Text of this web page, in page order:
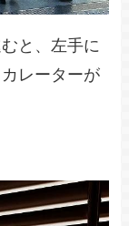
と、左手に
レーターが